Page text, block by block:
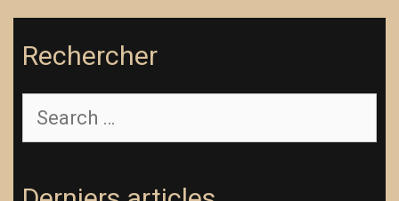
Rechercher